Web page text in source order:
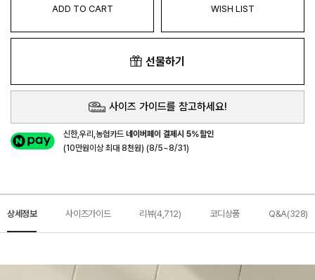
ADD TO CART WISH LIST
선물하기
사이즈 가이드를 참고하세요!
신한,우리,농협카드네이버페이 결제시 5%할인
(10만원이상 최대 8천원) (8/5~8/31)
상세정보 사이즈가이드 리뷰(4,712) 코디상품 Q&A(328)